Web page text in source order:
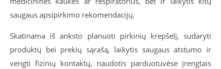
saugaus apsipirkimo rekomendacijų.
Skatinama iš anksto planuoti pirkinių krepšelį, sudaryti
produktų bei prekių sąrašą, laikytis saugaus atstumo ir
vengti fizinių kontaktų, naudotis parduotuvėse įrengtais